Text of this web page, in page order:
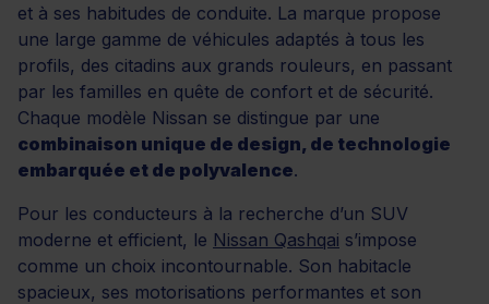
et à ses habitudes de conduite. La marque propose
une large gamme de véhicules adaptés à tous les
profils, des citadins aux grands rouleurs, en passant
par les familles en quête de confort et de sécurité.
Chaque modèle Nissan se distingue par une
combinaison unique de design, de technologie
embarquée et de polyvalence.
Pour les conducteurs à la recherche d’un SUV
moderne et efficient, le Nissan Qashqai s’impose
comme un choix incontournable. Son habitacle
spacieux, ses motorisations performantes et son